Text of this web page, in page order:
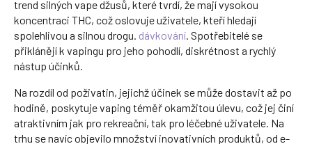
trend silných vape džusů, které tvrdí, že mají vysokou
koncentraci THC, což oslovuje uživatele, kteří hledají
spolehlivou a silnou drogu. dávkování. Spotřebitelé se
přiklánějí k vapingu pro jeho pohodlí, diskrétnost a rychlý
nástup účinků.
Na rozdíl od poživatin, jejichž účinek se může dostavit až po
hodině, poskytuje vaping téměř okamžitou úlevu, což jej činí
atraktivním jak pro rekreační, tak pro léčebné uživatele. Na
trhu se navíc objevilo množství inovativních produktů, od e-